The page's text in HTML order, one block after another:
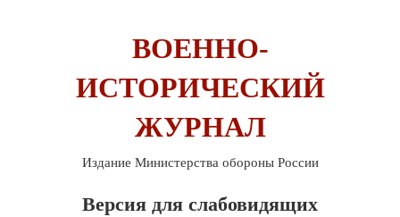
ВОЕННО-
ИСТОРИЧЕСКИЙ
ЖУРНАЛ
Издание Министерства обороны России
Версия для слабовидящих